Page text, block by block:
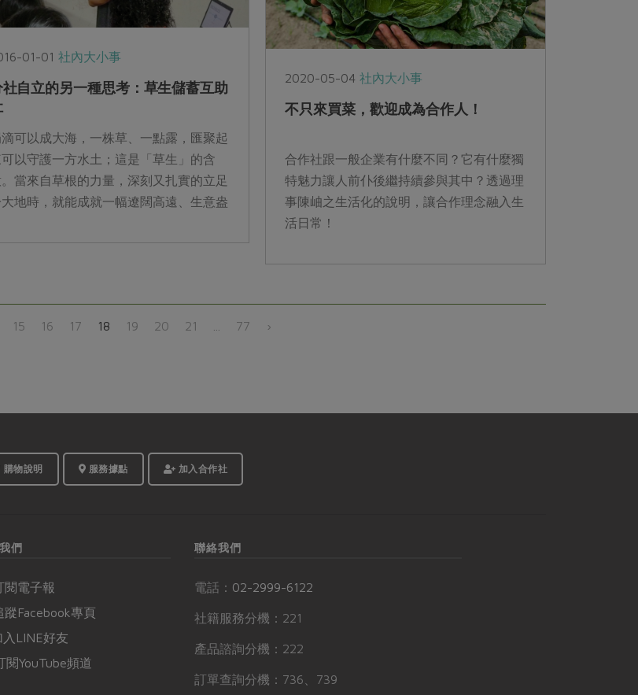
01-01 社內大小事
社自立的另一種思考：草生儲蓄互助
可以成大海，一株草、一點露，匯聚起
以守護一方水土；這是「草生」的含
當來自草根的力量，深刻又扎實的立足
地時，就能成就一幅遼闊高遠、生意盎
合...
2020-05-04社內大小事
不只來買菜，歡迎成為合作人！
合作社跟一般企業有什麼不同？它有什麼獨
特魅力讓人前仆後繼持續參與其中？透過理
事陳岫之生活化的說明，讓合作理念融入生
活日常！
15 16 17 18 19 20 21 77 ›
購物說明 服務據點 加入合作社
們
閱電子報
蹤Facebook專頁
入LINE好友
閱YouTube頻道
聯絡我們
電話： 02-2999-6122
社籍服務分機：221
產品諮詢分機：222
訂單查詢分機：736、739